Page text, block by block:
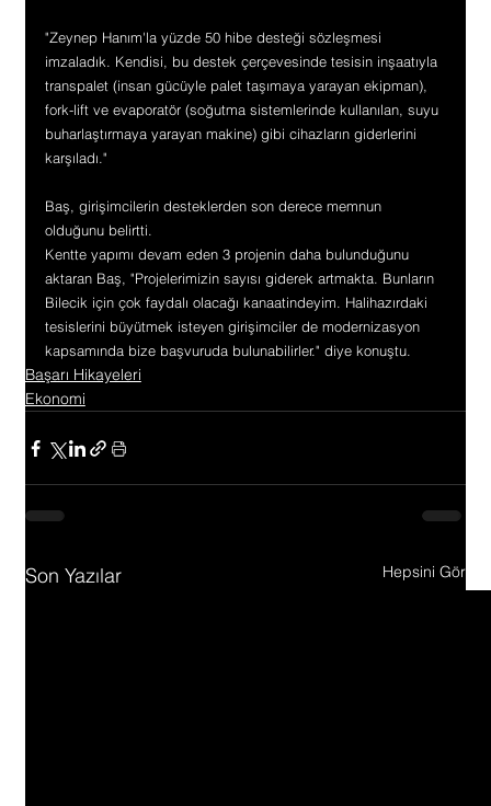
"Zeynep Hanım'la yüzde 50 hibe desteği sözleşmesi
imzaladık. Kendisi, bu destek çerçevesinde tesisin inşaatıyla
transpalet (insan gücüyle palet taşımaya yarayan ekipman),
fork-lift ve evaporatör (soğutma sistemlerinde kullanılan, suyu
buharlaştırmaya yarayan makine) gibi cihazların giderlerini
karşıladı."
Baş, girişimcilerin desteklerden son derece memnun
olduğunu belirtti.
Kentte yapımı devam eden 3 projenin daha bulunduğunu
aktaran Baş, "Projelerimizin sayısı giderek artmakta. Bunların
Bilecik için çok faydalı olacağı kanaatindeyim. Halihazırdaki
tesislerini büyütmek isteyen girişimciler de modernizasyon
kapsamında bize başvuruda bulunabilirler." diye konuştu.
Başarı Hikayeleri
Ekonomi
Son Yazılar Hepsini Gör